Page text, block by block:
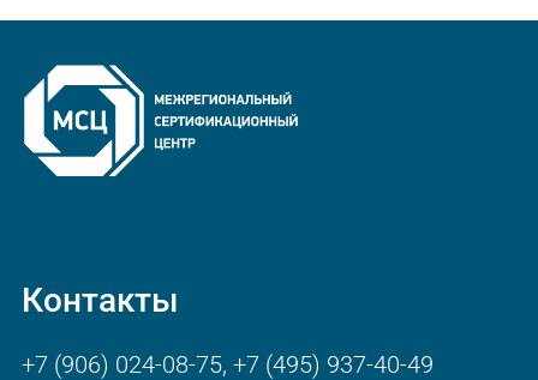
Контакты
+7 (906) 024-08-75, +7 (495) 937-40-49